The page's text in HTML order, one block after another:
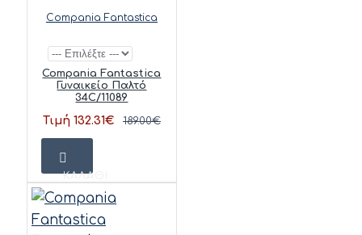
Compania Fantastica
Compania Fantastica
Γυναικείο Παλτό
34C/11089
Τιμή 132.31€ 189.00€
ΚΑΛΆΘΙ